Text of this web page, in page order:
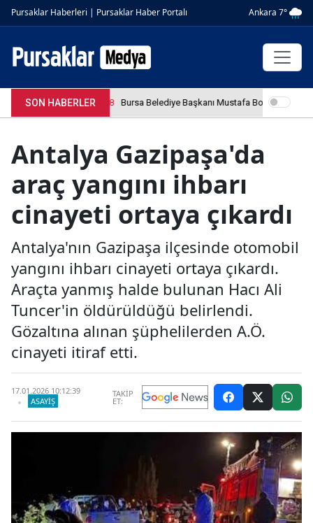
Pursaklar Haberleri | Pursaklar Haber Portalı Ankara 7°
SON HABERLER
4.04.2026 12:36:08 Bursa Belediye Başkanı Mustafa Bozbey
Antalya Gazipaşa'da
araç yangını ihbarı
cinayeti ortaya çıkardı
Antalya'nın Gazipaşa ilçesinde otomobil
yangını ihbarı cinayeti ortaya çıkardı.
Araçta yanmış halde bulunan Hacı Ali
Tuncer'in öldürüldüğü belirlendi.
Gözaltına alınan şüphelilerden A.Ö.
cinayeti itiraf etti.
17.01.2026 10:12:39
ASAYIŞ
TAKİP
ET: